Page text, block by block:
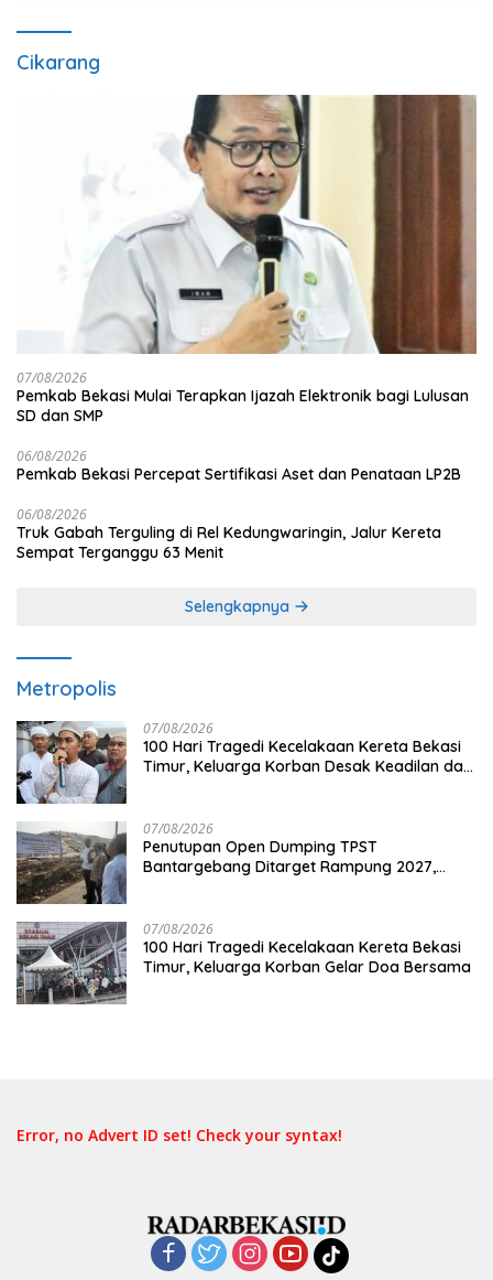
Cikarang
07/08/2026
Pemkab Bekasi Mulai Terapkan Ijazah Elektronik bagi Lulusan
SD dan SMP
06/08/2026
Pemkab Bekasi Percepat Sertifikasi Aset dan Penataan LP2B
06/08/2026
Truk Gabah Terguling di Rel Kedungwaringin, Jalur Kereta
Sempat Terganggu 63 Menit
Selengkapnya
Metropolis
07/08/2026
100 Hari Tragedi Kecelakaan Kereta Bekasi
Timur, Keluarga Korban Desak Keadilan dan
07/08/2026
Penutupan Open Dumping TPST
Bantargebang Ditarget Rampung 2027,
07/08/2026
100 Hari Tragedi Kecelakaan Kereta Bekasi
Timur, Keluarga Korban Gelar Doa Bersama
Error, no Advert ID set! Check your syntax!